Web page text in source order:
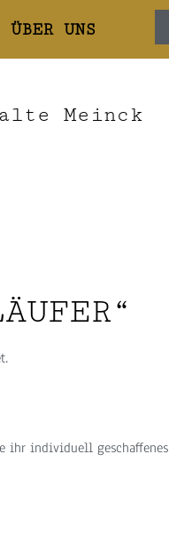
ÜBER UNS
Meinck
ihr individuell geschaffenes